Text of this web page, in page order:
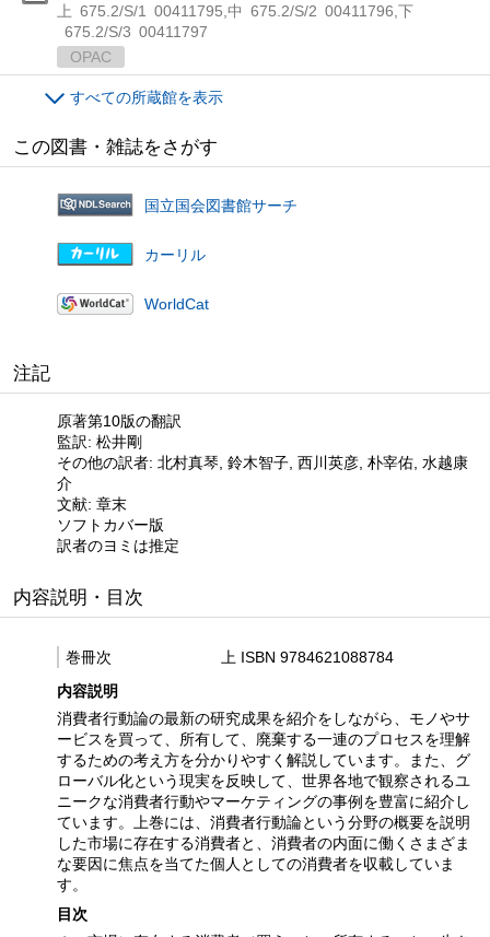
上 675.2/S/1 00411795 中 675.2/S/2 00411796 下
675.2/S/3 00411797
OPAC
すべての所蔵館を表示
この図書・雑誌をさがす
国立国会図書館サーチ
カーリル
WorldCat
注記
原著第10版の翻訳
監訳: 松井剛
その他の訳者: 北村真琴, 鈴木智子, 西川英彦, 朴宰佑, 水越康
介
文献: 章末
ソフトカバー版
訳者のヨミは推定
内容説明・目次
巻冊次
上 ISBN 9784621088784
内容説明
消費者行動論の最新の研究成果を紹介をしながら、モノやサ
ービスを買って、所有して、廃棄する一連のプロセスを理解
するための考え方を分かりやすく解説しています。また、グ
ローバル化という現実を反映して、世界各地で観察されるユ
ニークな消費者行動やマーケティングの事例を豊富に紹介し
ています。上巻には、消費者行動論という分野の概要を説明
した市場に存在する消費者と、消費者の内面に働くさまざま
な要因に焦点を当てた個人としての消費者を収載していま
す。
目次